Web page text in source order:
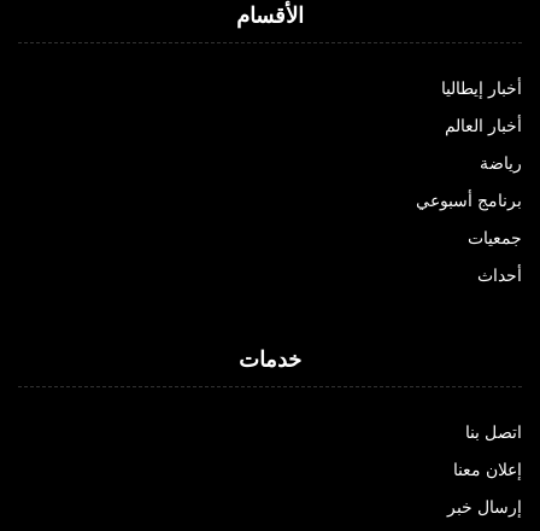
الأقسام
أخبار إيطاليا
أخبار العالم
رياضة
برنامج أسبوعي
جمعيات
أحداث
خدمات
اتصل بنا
إعلان معنا
إرسال خبر